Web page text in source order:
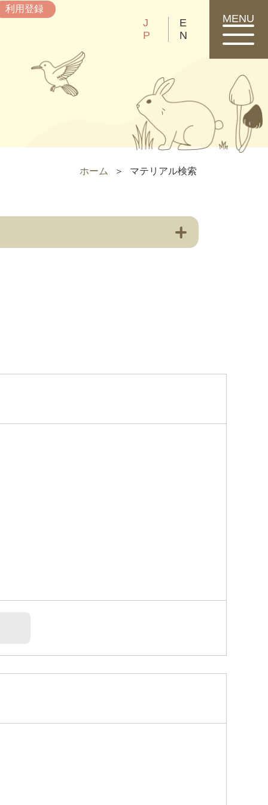
利用登録
J
P
E
N
MENU
ホーム マテリアル検索